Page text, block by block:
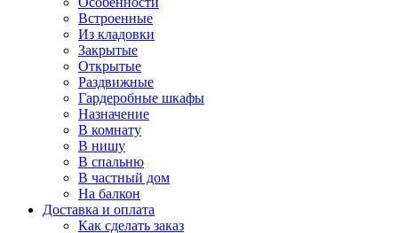
Встроенные
Из кладовки
Закрытые
Открытые
Раздвижные
Гардеробные шкафы
Назначение
В комнату
В нишу
В спальню
В частный дом
На балкон
Доставка и оплата
Как сделать заказ